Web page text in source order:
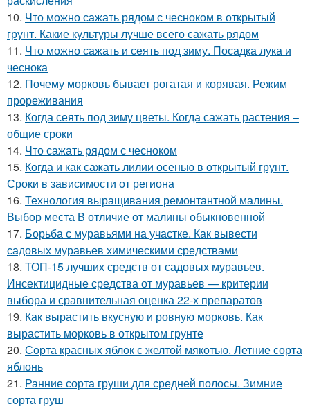
10. Что можно сажать рядом с чесноком в открытый
грунт. Какие культуры лучше всего сажать рядом
11. Что можно сажать и сеять под зиму. Посадка лука и
чеснока
12. Почему морковь бывает рогатая и корявая. Режим
прореживания
13. Когда сеять под зиму цветы. Когда сажать растения –
общие сроки
14. Что сажать рядом с чесноком
15. Когда и как сажать лилии осенью в открытый грунт.
Сроки в зависимости от региона
16. Технология выращивания ремонтантной малины.
Выбор места В отличие от малины обыкновенной
17. Борьба с муравьями на участке. Как вывести
садовых муравьев химическими средствами
18. ТОП-15 лучших средств от садовых муравьев.
Инсектицидные средства от муравьев — критерии
выбора и сравнительная оценка 22-х препаратов
19. Как вырастить вкусную и ровную морковь. Как
вырастить морковь в открытом грунте
20. Сорта красных яблок с желтой мякотью. Летние сорта
яблонь
21. Ранние сорта груши для средней полосы. Зимние
сорта груш